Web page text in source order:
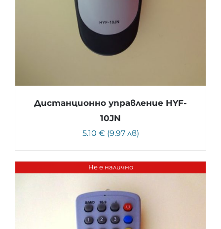
Дистанционно управление HYF-
10JN
5.10 € (9.97 лв)
Не е налично